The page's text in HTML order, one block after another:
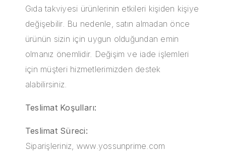
Gıda takviyesi ürünlerinin etkileri kişiden kişiye
değişebilir. Bu nedenle, satın almadan önce
ürünün sizin için uygun olduğundan emin
olmanız önemlidir. Değişim ve iade işlemleri
için müşteri hizmetlerimizden destek
alabilirsiniz.
Teslimat Koşulları:
Teslimat Süreci:
Siparişleriniz, www.yossunprime.com